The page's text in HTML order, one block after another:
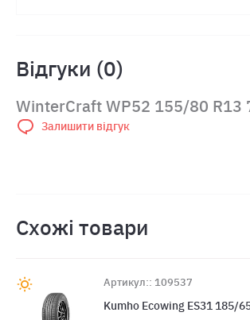
Відгуки (0)
WinterCraft WP52 155/80 R13
Залишити відгук
Схожі товари
Артикул:: 109537
Kumho Ecowing ES31 185/